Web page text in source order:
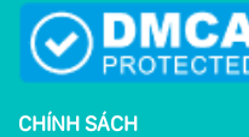
CHÍNH SÁCH